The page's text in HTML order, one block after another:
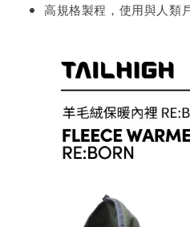
高規格製程，使用與人類